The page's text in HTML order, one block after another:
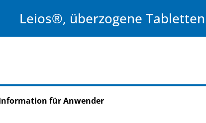
Leios®, überzogene Tabletten
für Anwender